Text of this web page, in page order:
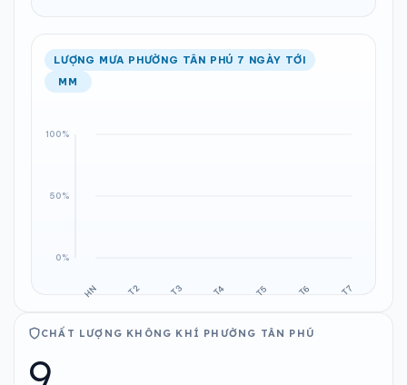
LƯỢNG MƯA PHƯỜNG TÂN PHÚ 7 NGÀY TỚI
MM
CHẤT LƯỢNG KHÔNG KHÍ PHƯỜNG TÂN PHÚ